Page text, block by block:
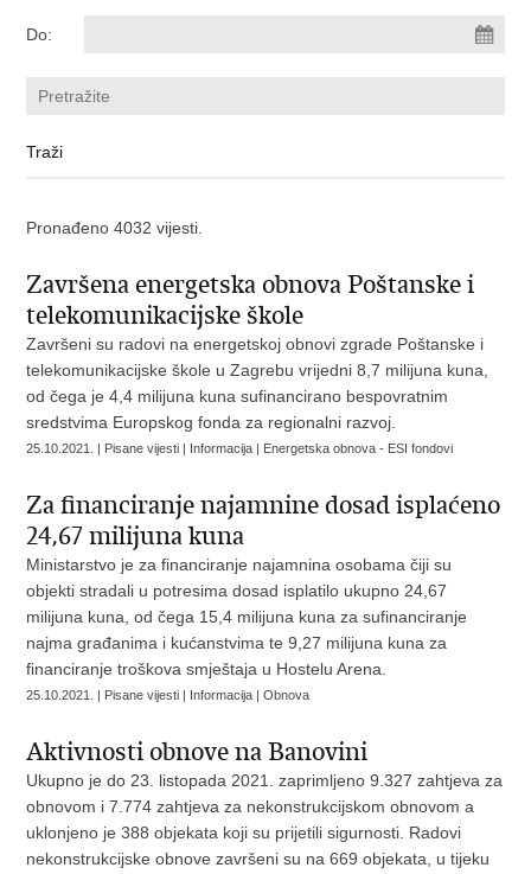
Do:
Pronađeno 4032 vijesti.
Završena energetska obnova Poštanske i
telekomunikacijske škole
Završeni su radovi na energetskoj obnovi zgrade Poštanske i
telekomunikacijske škole u Zagrebu vrijedni 8,7 milijuna kuna,
od čega je 4,4 milijuna kuna sufinancirano bespovratnim
sredstvima Europskog fonda za regionalni razvoj.
25.10.2021. | Pisane vijesti | Informacija | Energetska obnova - ESI fondovi
Za financiranje najamnine dosad isplaćeno
24,67 milijuna kuna
Ministarstvo je za financiranje najamnina osobama čiji su
objekti stradali u potresima dosad isplatilo ukupno 24,67
milijuna kuna, od čega 15,4 milijuna kuna za sufinanciranje
najma građanima i kućanstvima te 9,27 milijuna kuna za
financiranje troškova smještaja u Hostelu Arena.
25.10.2021. | Pisane vijesti | Informacija | Obnova
Aktivnosti obnove na Banovini
Ukupno je do 23. listopada 2021. zaprimljeno 9.327 zahtjeva za
obnovom i 7.774 zahtjeva za nekonstrukcijskom obnovom a
uklonjeno je 388 objekata koji su prijetili sigurnosti. Radovi
nekonstrukcijske obnove završeni su na 669 objekata, u tijeku